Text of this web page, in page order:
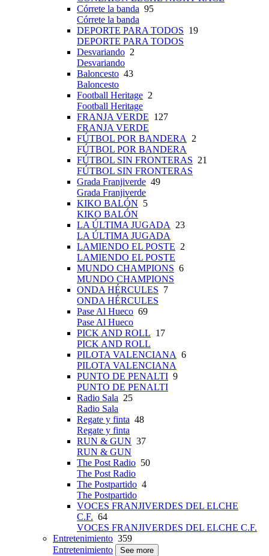
Córrete la banda 95
Córrete la banda
DEPORTE PARA TODOS 19
DEPORTE PARA TODOS
Desvariando 2
Desvariando
Baloncesto 43
Baloncesto
Football Heritage 2
Football Heritage
FRANJA VERDE 127
FRANJA VERDE
FÚTBOL POR BANDERA 2
FÚTBOL POR BANDERA
FÚTBOL SIN FRONTERAS 21
FÚTBOL SIN FRONTERAS
Grada Franjiverde 49
Grada Franjiverde
KIKO BALÓN 5
KIKO BALÓN
LA ÚLTIMA JUGADA 23
LA ÚLTIMA JUGADA
LAMIENDO EL POSTE 2
LAMIENDO EL POSTE
MUNDO CHAMPIONS 6
MUNDO CHAMPIONS
ONDA HÉRCULES 7
ONDA HÉRCULES
Pase Al Hueco 69
Pase Al Hueco
PICK AND ROLL 17
PICK AND ROLL
PILOTA VALENCIANA 6
PILOTA VALENCIANA
PUNTO DE PENALTI 9
PUNTO DE PENALTI
Radio Sala 25
Radio Sala
Regate y finta 48
Regate y finta
RUN & GUN 37
RUN & GUN
The Post Radio 50
The Post Radio
The Postpartido 4
The Postpartido
VOCES FRANJIVERDES DEL ELCHE
C.F. 64
VOCES FRANJIVERDES DEL ELCHE C.F.
Entretenimiento 359
Entretenimiento
See more